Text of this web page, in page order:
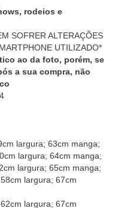
rodeios e
SOFRER ALTERAÇÕES
UTILIZADO*
ao da foto, porém, se
a sua compra, não
largura; 63cm manga;
largura; 64cm manga;
largura; 65cm manga;
largura; 67cm
largura; 67cm